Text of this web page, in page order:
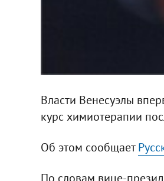
Власти Венесуэлы
курс химиотерапии
Об этом сообщает
По словам вице-